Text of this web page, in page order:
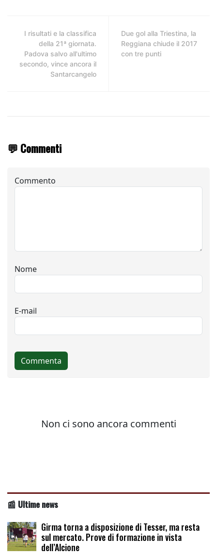
I risultati e la classifica
della 21ª giornata.
Padova salvo all'ultimo
secondo, vince ancora il
Santarcangelo
Due gol alla Triestina, la
Reggiana chiude il 2017
con tre punti
💬 Commenti
📰 Ultime news
Girma torna a disposizione di Tesser, ma resta
sul mercato. Prove di formazione in vista
dell’Alcione